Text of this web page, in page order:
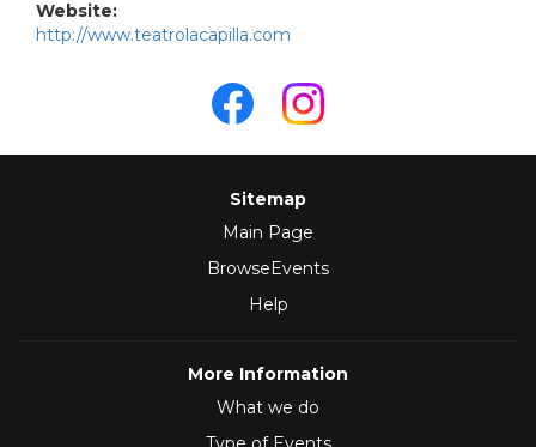
Website:
http://www.teatrolacapilla.com
Sitemap
Main Page
BrowseEvents
Help
More Information
What we do